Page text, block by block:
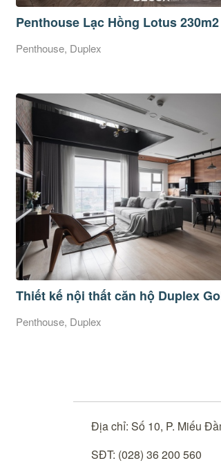
Penthouse Lạc Hồng Lotus 230m2
Penthouse, Duplex
Thiết kế nội thất căn hộ Duplex
Penthouse, Duplex
Địa chỉ: Số 10, P. Miếu
SĐT: (028) 36 200 560